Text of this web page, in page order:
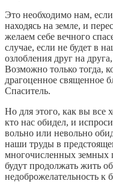
Это необходимо нам,
находясь на земле, и
желаем себе вечного
случае, если не будет в
озлобления друг на
Возможно только тогда,
драгоценное священное
Спаситель.
Но для этого, как вы все
кто нас обидел, и
вольно или невольно
наши труды в
многочисленных земных
будут продолжать жить
недоброжелательность к